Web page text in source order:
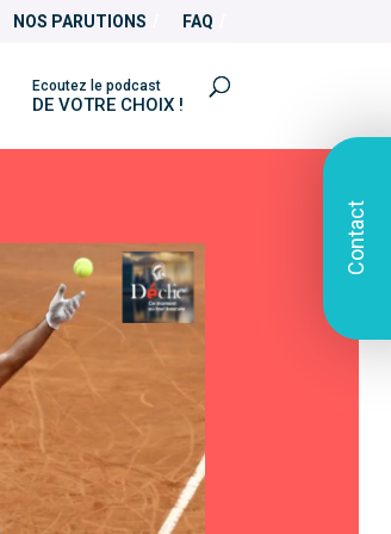
NOS PARUTIONS FAQ
Ecoutez le podcast
DE VOTRE CHOIX !
Contact